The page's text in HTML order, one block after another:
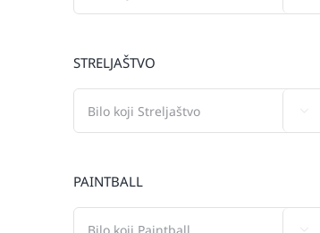
STRELJAŠTVO
PAINTBALL